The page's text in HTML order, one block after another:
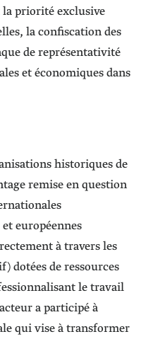
priorité exclusive
la confiscation des
de représentativité
et économiques dans
historiques de
remise en question
européennes
à travers les
dotées de ressources
le travail
a participé à
qui vise à transformer